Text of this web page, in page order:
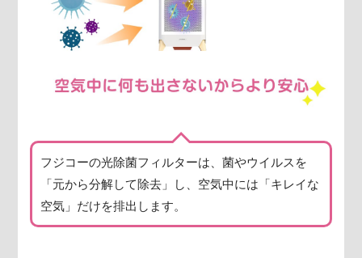
フジコーの光除菌フィルターは、菌やウイルスを
「元から分解して除去」し、空気中には「キレイな
空気」だけを排出します。